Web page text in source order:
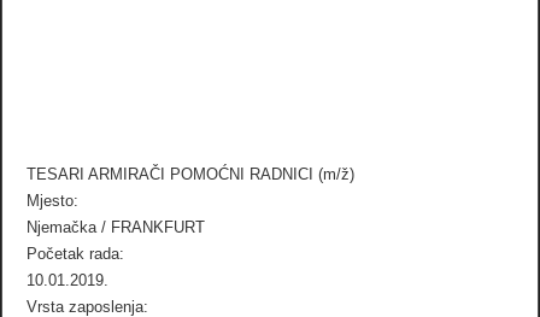
TESARI ARMIRAČI POMOĆNI RADNICI (m/ž)
Mjesto:
Njemačka / FRANKFURT
Početak rada:
10.01.2019.
Vrsta zaposlenja: